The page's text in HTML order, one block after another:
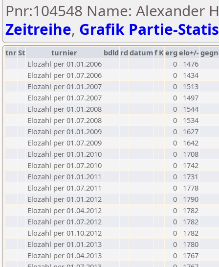
Pnr:104548 Name: Alexander
Zeitreihe, Grafik Partie-
tnrSt turnier bdld rd datumf Kerg elo+/-
Elozahl per 01.01.2006
0
1476
Elozahl per 01.07.2006
0
1434
Elozahl per 01.01.2007
0
1513
Elozahl per 01.07.2007
0
1497
Elozahl per 01.01.2008
0
1544
Elozahl per 01.07.2008
0
1534
Elozahl per 01.01.2009
0
1627
Elozahl per 01.07.2009
0
1642
Elozahl per 01.01.2010
0
1708
Elozahl per 01.07.2010
0
1742
Elozahl per 01.01.2011
0
1731
Elozahl per 01.07.2011
0
1778
Elozahl per 01.01.2012
0
1790
Elozahl per 01.04.2012
0
1782
Elozahl per 01.07.2012
0
1782
Elozahl per 01.10.2012
0
1782
Elozahl per 01.01.2013
0
1780
Elozahl per 01.04.2013
0
1767